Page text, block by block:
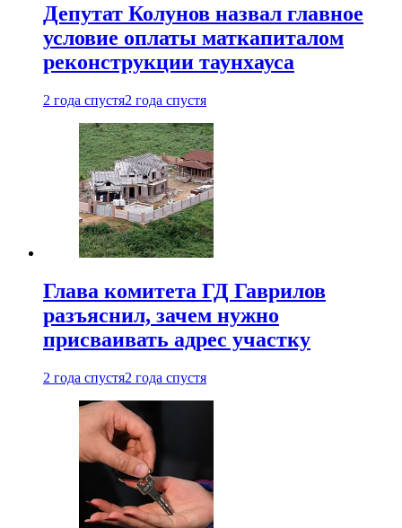
Депутат Колунов назвал главное
условие оплаты маткапиталом
реконструкции таунхауса
2 года спустя2 года спустя
Глава комитета ГД Гаврилов
разъяснил, зачем нужно
присваивать адрес участку
2 года спустя2 года спустя